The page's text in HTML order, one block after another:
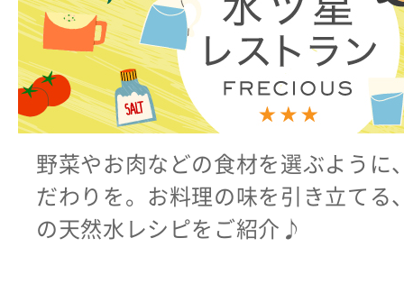
野菜やお肉などの食材を選ぶように
だわりを。お料理の味を引き立てる
の天然水レシピをご紹介♪